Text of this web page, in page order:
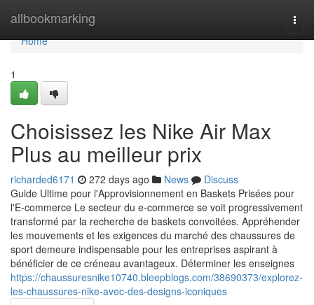
allbookmarking
Home
Home
1
Choisissez les Nike Air Max
Plus au meilleur prix
richarded6171 272 days ago News
Discuss
Guide Ultime pour l'Approvisionnement en Baskets Prisées pour
l'E-commerce Le secteur du e-commerce se voit progressivement
transformé par la recherche de baskets convoitées. Appréhender
les mouvements et les exigences du marché des chaussures de
sport demeure indispensable pour les entreprises aspirant à
bénéficier de ce créneau avantageux. Déterminer les enseignes
https://chaussuresnike10740.bleepblogs.com/38690373/explorez-
les-chaussures-nike-avec-des-designs-iconiques